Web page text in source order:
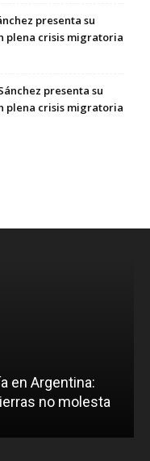
presenta su
plena crisis migratoria
presenta su
plena crisis migratoria
en Argentina:
no molesta